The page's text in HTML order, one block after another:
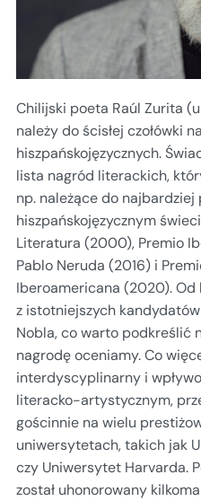
Chilijski poeta Raúl Zurita
należy do ścisłej czołówki
hiszpańskojęzycznych.
lista nagród literackich,
np. należące do
hiszpańskojęzycznym
Literatura (2000), Premio
Pablo Neruda (2016) i
Iberoamericana (2020).
z istotniejszych
Nobla, co warto podkreślić
nagrodę oceniamy. Co
interdyscyplinarny i
literacko-artystycznym,
gościnnie na wielu
uniwersytetach, takich jak
czy Uniwersytet Harvarda.
został uhonorowany